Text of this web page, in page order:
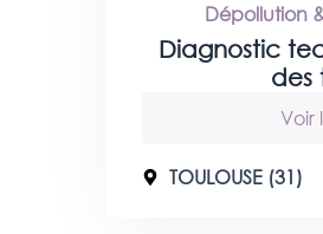
Dépollution
Diagnostic
des
Voir
TOULOUSE (31)